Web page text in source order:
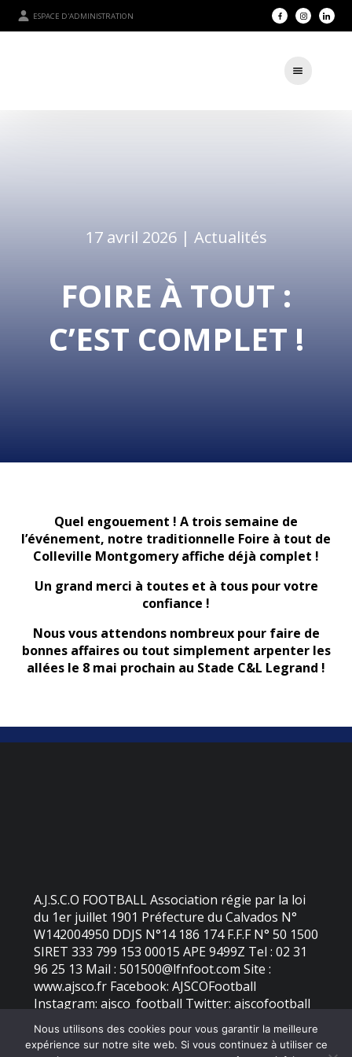
ESPACE D'ADMINISTRATION
17 avril 2026 | Actualités
FOIRE À TOUT :
C’EST COMPLET !
Quel engouement ! A trois semaine de
l’événement, notre traditionnelle Foire à tout de
Colleville Montgomery affiche déjà complet !
Un grand merci à toutes et à tous pour votre
confiance !
Nous vous attendons nombreux pour faire de
bonnes affaires ou tout simplement arpenter les
allées le 8 mai prochain au Stade C&L Legrand !
A.J.S.C.O FOOTBALL Association régie par la loi
du 1er juillet 1901 Préfecture du Calvados N°
W142004950 DDJS N°14 186 174 F.F.F N° 50 1500
SIRET 333 799 153 00015 APE 9499Z Tel : 02 31
96 25 13 Mail : 501500@lfnfoot.com Site :
www.ajsco.fr Facebook: AJSCOFootball
Instagram: ajsco_football Twitter: ajscofootball
Nous utilisons des cookies pour vous garantir la meilleure
expérience sur notre site web. Si vous continuez à utiliser ce